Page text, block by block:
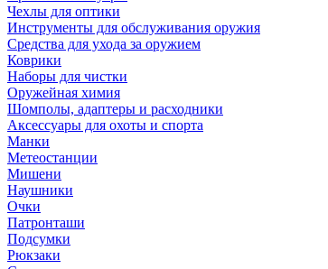
Чехлы для оптики
Инструменты для обслуживания оружия
Средства для ухода за оружием
Коврики
Наборы для чистки
Оружейная химия
Шомполы, адаптеры и расходники
Аксессуары для охоты и спорта
Манки
Метеостанции
Мишени
Наушники
Очки
Патронташи
Подсумки
Рюкзаки